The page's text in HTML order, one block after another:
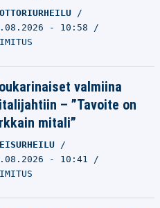
- 10:58
valmiina
– ”Tavoite on
mitali”
- 10:41